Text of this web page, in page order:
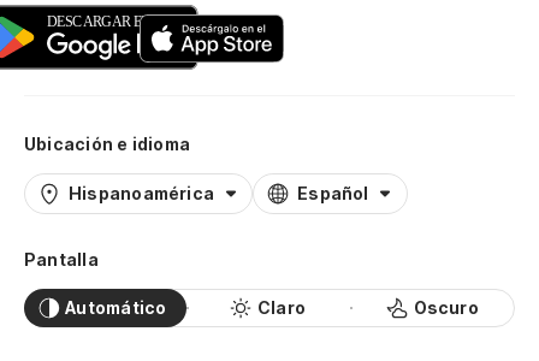
Ubicación e idioma
Hispanoamérica Español
Pantalla
Automático Claro Oscuro